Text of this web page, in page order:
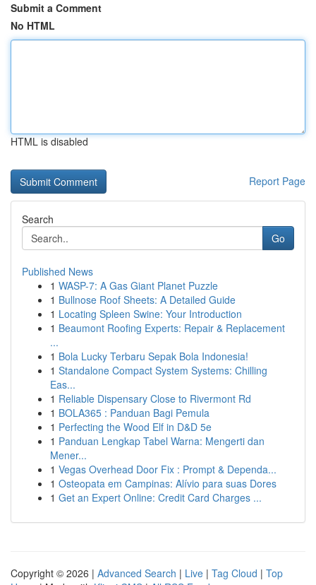
Submit a Comment
No HTML
HTML is disabled
Report Page
Search
Go
Published News
1 WASP-7: A Gas Giant Planet Puzzle
1 Bullnose Roof Sheets: A Detailed Guide
1 Locating Spleen Swine: Your Introduction
1 Beaumont Roofing Experts: Repair & Replacement
...
1 Bola Lucky Terbaru Sepak Bola Indonesia!
1 Standalone Compact System Systems: Chilling
Eas...
1 Reliable Dispensary Close to Rivermont Rd
1 BOLA365 : Panduan Bagi Pemula
1 Perfecting the Wood Elf in D&D 5e
1 Panduan Lengkap Tabel Warna: Mengerti dan
Mener...
1 Vegas Overhead Door Fix : Prompt & Dependa...
1 Osteopata em Campinas: Alívio para suas Dores
1 Get an Expert Online: Credit Card Charges ...
Copyright © 2026 | Advanced Search | Live | Tag Cloud | Top